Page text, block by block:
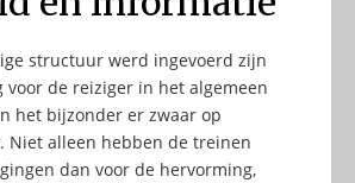
structuur werd ingevoerd zijn
voor de reiziger in het algemeen
het bijzonder er zwaar op
Niet alleen hebben de treinen
dan voor de hervorming,